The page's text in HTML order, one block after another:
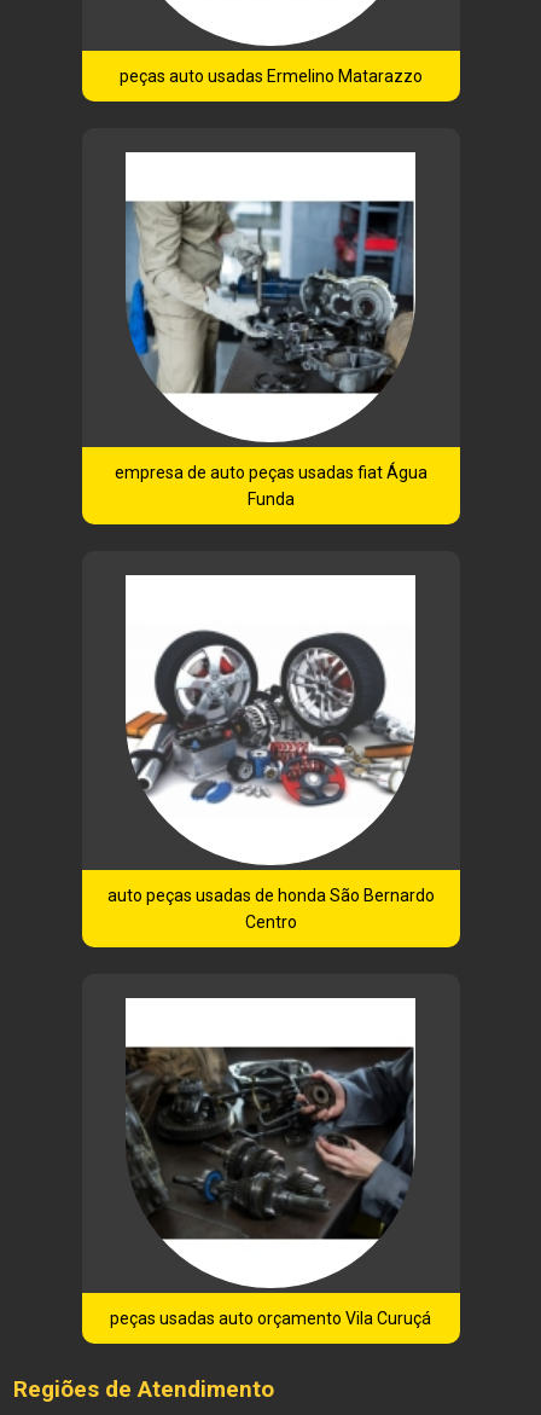
peças auto usadas Ermelino Matarazzo
empresa de auto peças usadas fiat Água
Funda
auto peças usadas de honda São Bernardo
Centro
peças usadas auto orçamento Vila Curuçá
Regiões de Atendimento